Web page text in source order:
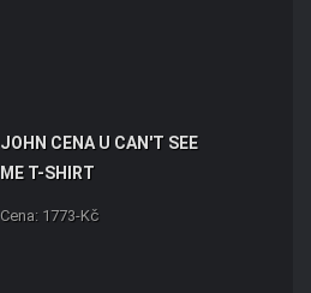
JOHN CENA U CAN'T SEE
ME T-SHIRT
Cena: 1773-Kč